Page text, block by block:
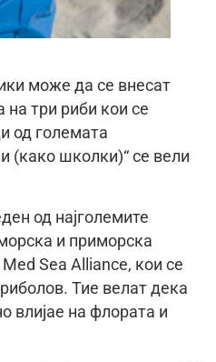
може да се внесат
на три риби кои се
од големата
(како школки)“ се вели
од најголемите
и приморска
Sea Alliance, кои се
Тие велат дека
влијае на флората и